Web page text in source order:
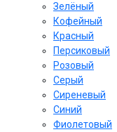
Зелёный
Кофейный
Красный
Персиковый
Розовый
Серый
Сиреневый
Cиний
Фиолетовый